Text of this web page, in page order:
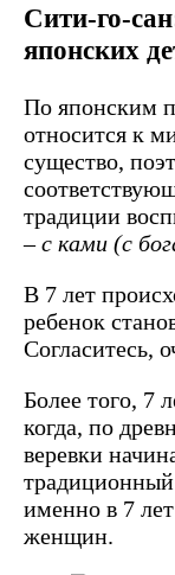
Сити-го-
японских
По японским
относится к
существо,
традиции
– с ками (с
В 7 лет
ребенок
Согласитесь,
Более того, 7
когда, по
веревки
именно в 7
женщин.